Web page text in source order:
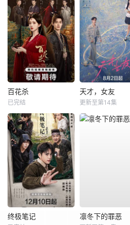
百花杀
已完结
天才，女友
更新至第14集
终极笔记 凛冬下的罪恶